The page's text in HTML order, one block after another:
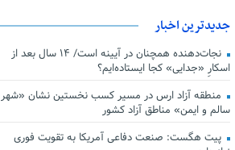
جدیدترین اخبار
نجات‌دهنده‌ همچنان در آیینه است/ ۱۴ سال بعد از
اسکارِ «جدایی» کجا ایستاده‌ایم؟
منطقه آزاد ارس در مسیر کسب نخستین نشان «شهر
سالم و ایمن» مناطق آزاد کشور
پیت هگست: صنعت دفاعی آمریکا به تقویت فوری